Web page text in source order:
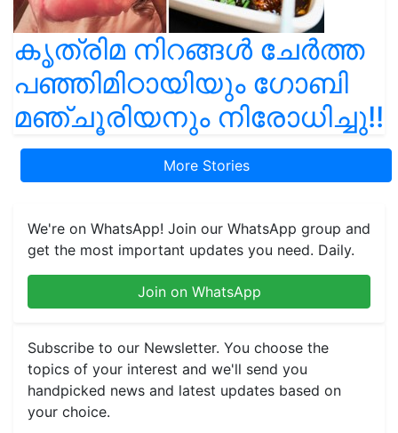
കൃത്രിമ നിറങ്ങൾ ചേർത്ത
പഞ്ഞിമിഠായിയും ഗോബി
മഞ്ചൂരിയനും നിരോധിച്ചു!!
More Stories
We're on WhatsApp! Join our WhatsApp group and
get the most important updates you need. Daily.
Join on WhatsApp
Subscribe to our Newsletter. You choose the
topics of your interest and we'll send you
handpicked news and latest updates based on
your choice.